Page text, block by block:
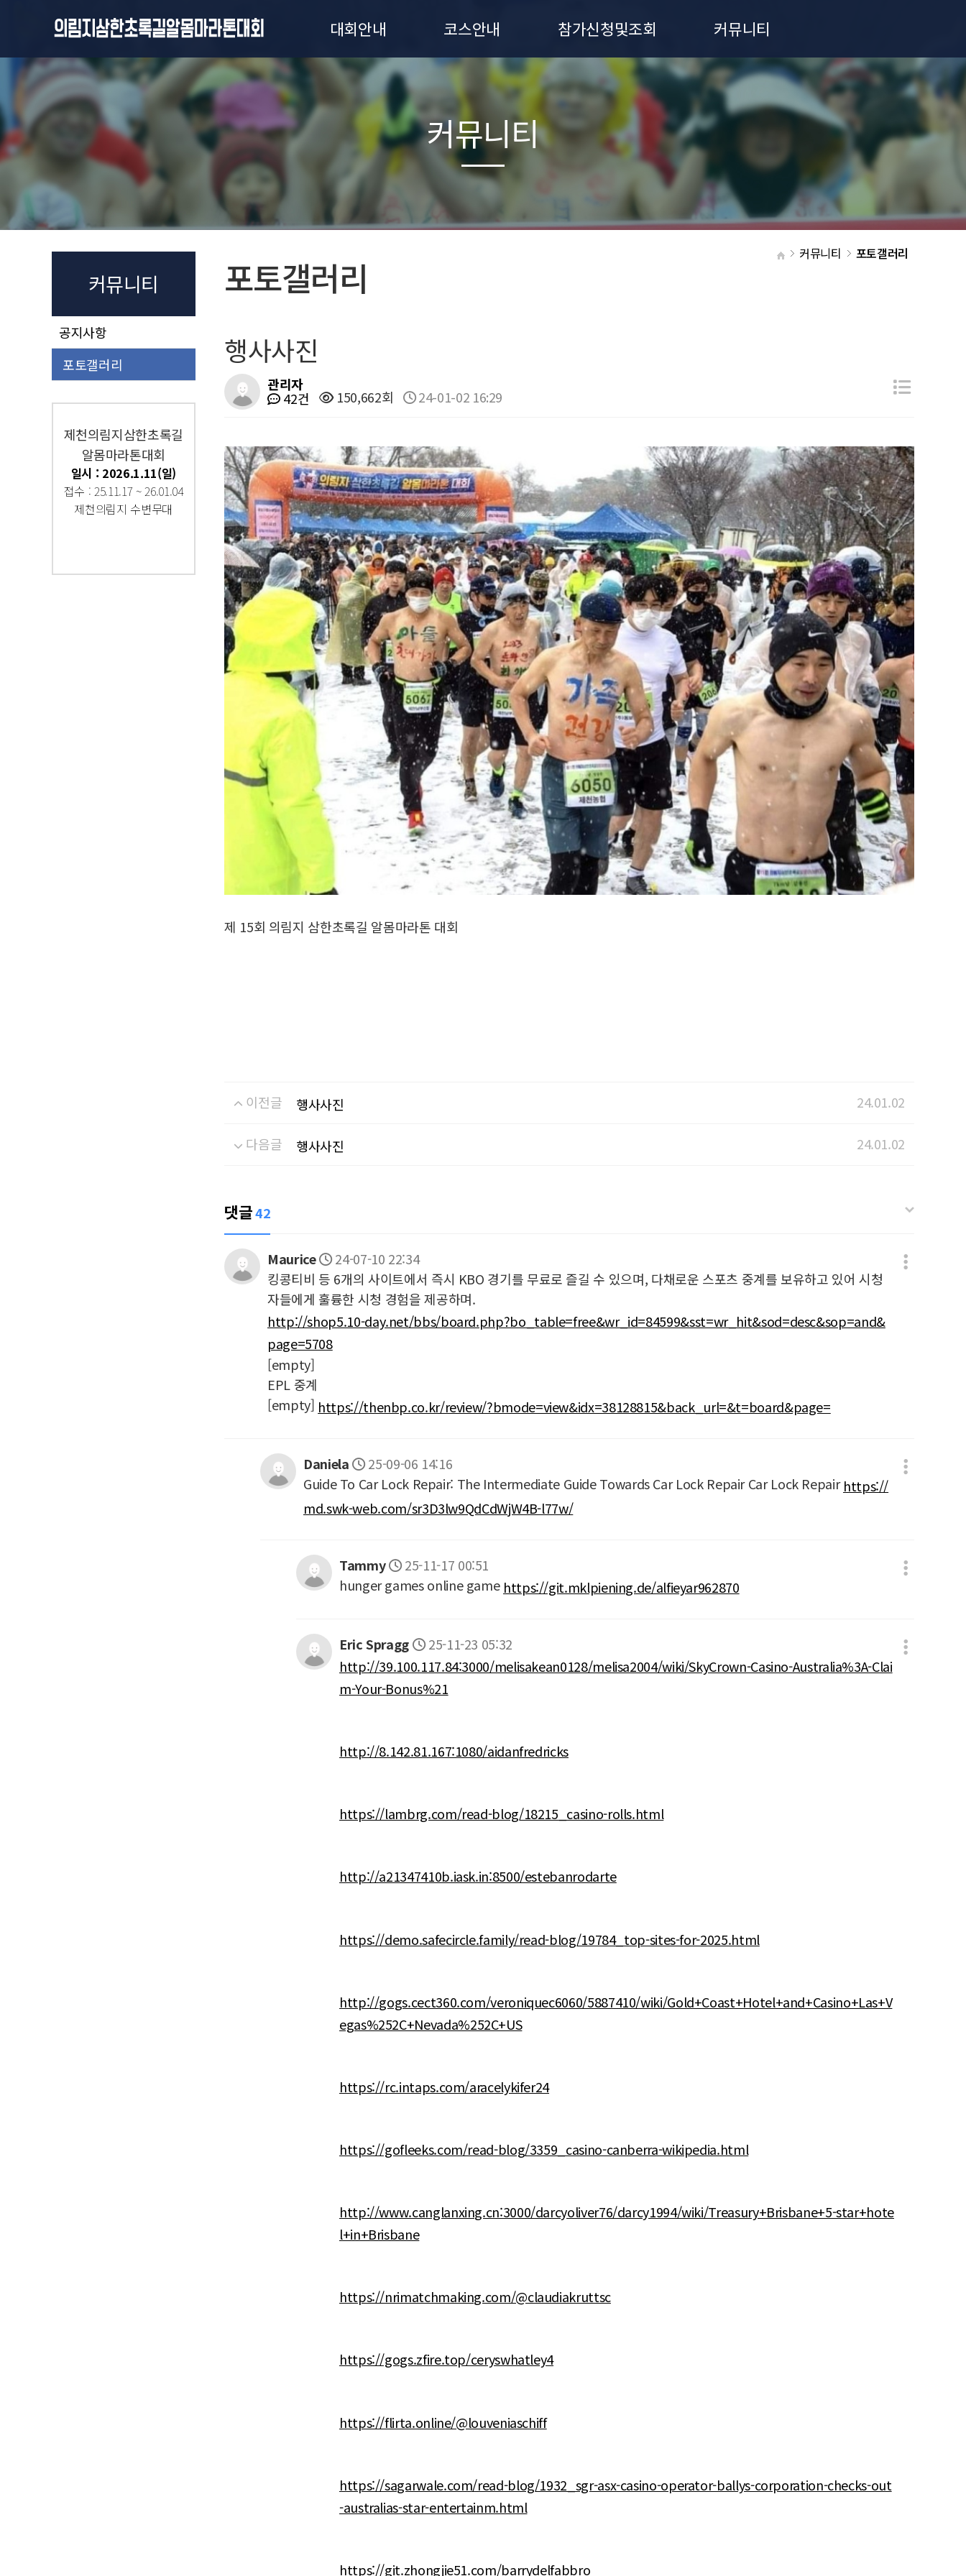
대회안내
대회요강
유의사항
시상안내
대회일정
코스안내
7km 코스
참가신청및조회
참가신청
신청조회
기록조회
커뮤니티
공지사항
포토갤러리
커뮤니티 포토갤러리
커뮤니티
커뮤니티
공지사항
포토갤러리
제천의림지삼한초록길
알몸마라톤대회
일시 : 2026.1.11(일)
접수 : 25.11.17 ~ 26.01.04
제천의림지 수변무대
포토갤러리
행사사진
관리자
42건 150,662회 24-01-02 16:29
제 15회 의림지 삼한초록길 알몸마라톤 대회
이전글 행사사진 24.01.02
다음글 행사사진 24.01.02
댓글42
Maurice
24-07-10 22:34
킹콩티비 등 6개의 사이트에서 즉시 KBO 경기를 무료로 즐길 수 있으며, 다채로운 스포츠 중계를 보유하고 있어 시청
자들에게 훌륭한 시청 경험을 제공하며.
http://shop5.10-day.net/bbs/board.php?bo_table=free&wr_id=84599&sst=wr_hit&sod=desc&sop=and&
page=5708
[empty]
EPL 중계
[empty] https://thenbp.co.kr/review/?bmode=view&idx=38128815&back_url=&t=board&page=
Daniela
25-09-06 14:16
Guide To Car Lock Repair: The Intermediate Guide Towards Car Lock Repair Car Lock Repairhttps://
md.swk-web.com/sr3D3lw9QdCdWjW4B-l77w/
Tammy
25-11-17 00:51
hunger games online game https://git.mklpiening.de/alfieyar962870
Eric Spragg
25-11-23 05:32
http://39.100.117.84:3000/melisakean0128/melisa2004/wiki/SkyCrown-Casino-Australia%3A-Clai
m-Your-Bonus%21
http://8.142.81.167:1080/aidanfredricks
https://lambrg.com/read-blog/18215_casino-rolls.html
http://a21347410b.iask.in:8500/estebanrodarte
https://demo.safecircle.family/read-blog/19784_top-sites-for-2025.html
http://gogs.cect360.com/veroniquec6060/5887410/wiki/Gold+Coast+Hotel+and+Casino+Las+V
egas%252C+Nevada%252C+US
https://rc.intaps.com/aracelykifer24
https://gofleeks.com/read-blog/3359_casino-canberra-wikipedia.html
http://www.canglanxing.cn:3000/darcyoliver76/darcy1994/wiki/Treasury+Brisbane+5-star+hote
l+in+Brisbane
https://nrimatchmaking.com/@claudiakruttsc
https://gogs.zfire.top/ceryswhatley4
https://flirta.online/@louveniaschiff
https://sagarwale.com/read-blog/1932_sgr-asx-casino-operator-ballys-corporation-checks-out
-australias-star-entertainm.html
https://git.zhongjie51.com/barrydelfabbro